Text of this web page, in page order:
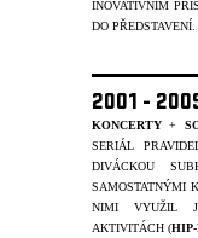
INOVATIVNÍM
DO PŘEDSTAVENÍ.
2001 -
KONCERTY +
SERIÁL
DIVÁCKOU
SAMOSTATNÝMI
NIMI VYUŽIL
AKTIVITÁCH (HIP-